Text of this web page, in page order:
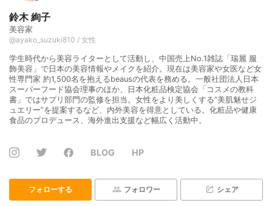
鈴木 絢子
美容家
@ayako_suzuki810 / 女性
学生時代から美容ライターとして活動し、中国売上Nо.1雑誌「瑞麗 服
飾美容」で日本の美容情報やメイクを紹介。現在は美容家や女医など女
性専門家 約1,500名を抱えるbeausの代表を務める。一般社団法人日本
スーパーフード協会理事のほか、日本化粧品検定協会「コスメの教科
書」ではサプリ部門の監修を担当。女性をより美しくする“美肌魅せジ
ュエリー”を提案するなど、内外美容を得意としている。化粧品や健康
食品のプロデュース、海外進出支援など幅広く活動中。
BLOG HP
フォローする フォロワー シェア